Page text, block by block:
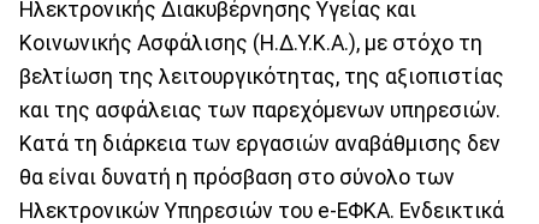
Ηλεκτρονικής Διακυβέρνησης Υγείας και
Κοινωνικής Ασφάλισης (Η.Δ.Υ.Κ.Α.), με στόχο τη
βελτίωση της λειτουργικότητας, της αξιοπιστίας
και της ασφάλειας των παρεχόμενων υπηρεσιών.
Κατά τη διάρκεια των εργασιών αναβάθμισης δεν
θα είναι δυνατή η πρόσβαση στο σύνολο των
Ηλεκτρονικών Υπηρεσιών του e-ΕΦΚΑ. Ενδεικτικά